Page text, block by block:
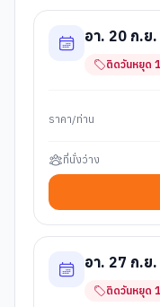
อา. 20 ก.ย
ติดวันหยุด 1
ราคา/ท่าน
ที่นั่งว่าง
อา. 27 ก.ย
ติดวันหยุด 1